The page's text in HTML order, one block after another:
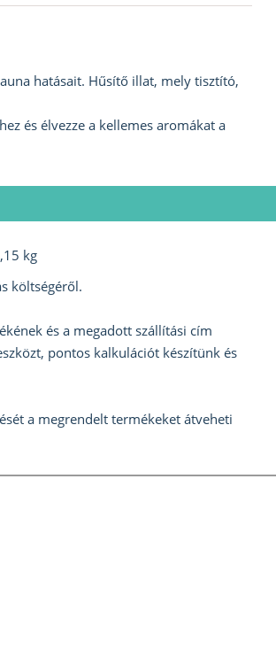
hatásait. Hűsítő illat, mely tisztító,
és élvezze a kellemes aromákat a
kg
költségéről.
és a megadott szállítási cím
pontos kalkulációt készítünk és
a megrendelt termékeket átveheti